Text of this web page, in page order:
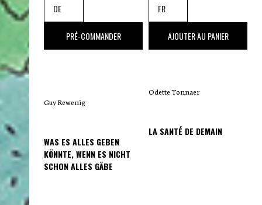
,00 €
PRÉ-COMMANDER
Guy Rewenig
WAS ES ALLES GEBEN
KÖNNTE, WENN ES NICHT
SCHON ALLES GÄBE
,00 €
AJOUTER AU PANIER
Odette Tonnaer
LA SANTÉ DE DEMAIN